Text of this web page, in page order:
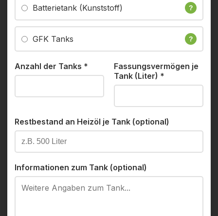
Batterietank (Kunststoff) ?
GFK Tanks ?
Anzahl der Tanks *
Fassungsvermögen je
Tank (Liter) *
Restbestand an Heizöl je Tank (optional)
Informationen zum Tank (optional)